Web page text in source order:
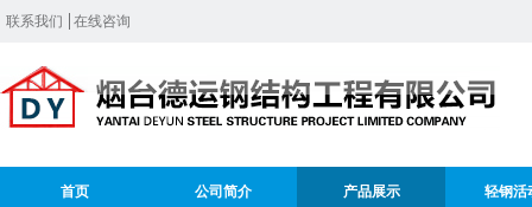
联系我们 在线咨询
首页 公司简介 产品展示 轻钢活